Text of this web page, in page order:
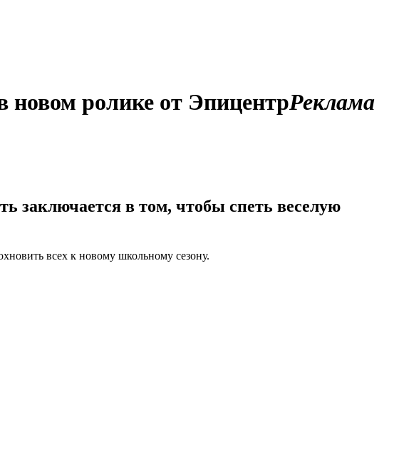
новом ролике от ЭпицентрРеклама
в том, чтобы спеть веселую
всех к новому школьному сезону.